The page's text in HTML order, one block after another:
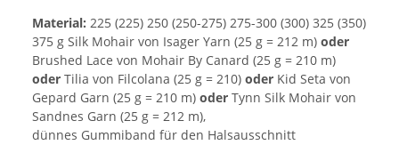
Material: 225 (225) 250 (250-275) 275-300 (300) 325 (350)
375 g Silk Mohair von Isager Yarn (25 g = 212 m) oder
Brushed Lace von Mohair By Canard (25 g = 210 m)
oder Tilia von Filcolana (25 g = 210) oder Kid Seta von
Gepard Garn (25 g = 210 m) oder Tynn Silk Mohair von
Sandnes Garn (25 g = 212 m),
dünnes Gummiband für den Halsausschnitt